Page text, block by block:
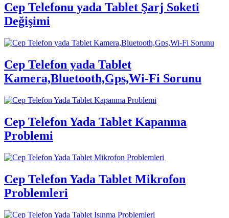
Cep Telefonu yada Tablet Şarj Soketi
Değişimi
Cep Telefon yada Tablet
Kamera,Bluetooth,Gps,Wi-Fi Sorunu
Cep Telefon Yada Tablet Kapanma
Problemi
Cep Telefon Yada Tablet Mikrofon
Problemleri